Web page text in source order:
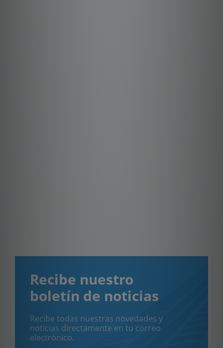
Recibe nuestro
boletín de noticias
Recibe todas nuestras novedades y
noticias directamente en tu correo
electrónico.